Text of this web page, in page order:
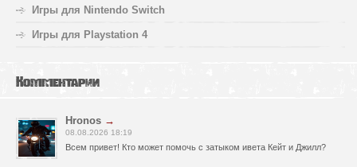
Игры для Nintendo Switch
Игры для Playstation 4
Комментарии
Hronos →
08.08.2026 18:19
Всем привет! Кто может помочь с затыком ивета Кейт и Джилл?